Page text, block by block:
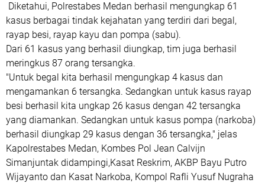
Diketahui, Polrestabes Medan berhasil mengungkap 61
kasus berbagai tindak kejahatan yang terdiri dari begal,
rayap besi, rayap kayu dan pompa (sabu).
Dari 61 kasus yang berhasil diungkap, tim juga berhasil
meringkus 87 orang tersangka.
"Untuk begal kita berhasil mengungkap 4 kasus dan
mengamankan 6 tersangka. Sedangkan untuk kasus rayap
besi berhasil kita ungkap 26 kasus dengan 42 tersangka
yang diamankan. Sedangkan untuk kasus pompa (narkoba)
berhasil diungkap 29 kasus dengan 36 tersangka," jelas
Kapolrestabes Medan, Kombes Pol Jean Calvijn
Simanjuntak didampingi,Kasat Reskrim, AKBP Bayu Putro
Wijayanto dan Kasat Narkoba, Kompol Rafli Yusuf Nugraha